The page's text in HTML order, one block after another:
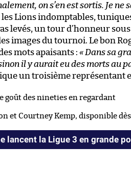
on s’en est sortis. Je ne
Lions indomptables,
levés, un tour d’honneur sous
images du tournoi. Le bon
mots apaisants : « Dans sa
il y aurait eu des morts au
un troisième représentant
goût des nineties en regardant
et Courtney Kemp, disponible
lancent la Ligue 3 en grande